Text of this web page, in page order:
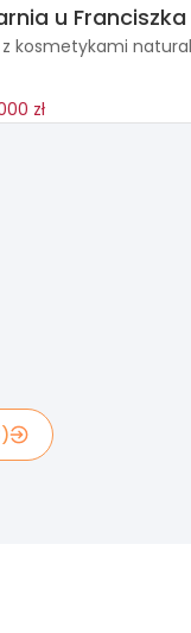
u Franciszka
z kosmetykami
zł